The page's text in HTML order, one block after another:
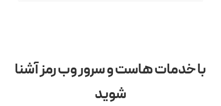
با خدمات هاست و سرور وب رمز آشنا
شوید